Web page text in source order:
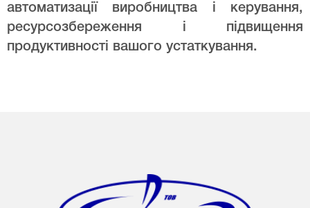
автоматизації виробництва і керування,
ресурсозбереження і підвищення
продуктивності вашого устаткування.